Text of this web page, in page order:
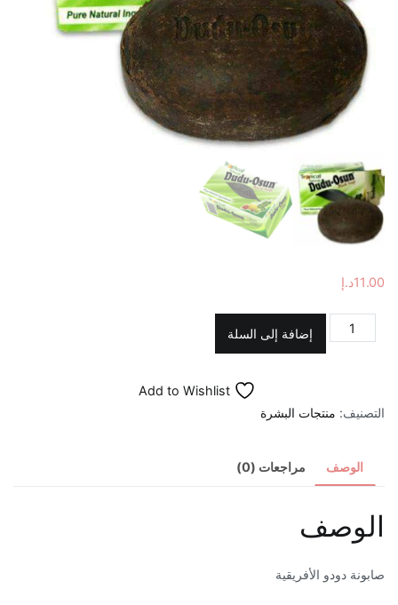
11.00د.إ
كمية
صابونة
إضافة إلى السلة
Add to Wishlist
التصنيف: منتجات البشرة
الوصف مراجعات (0)
الوصف
صابونة دودو الأفريقية